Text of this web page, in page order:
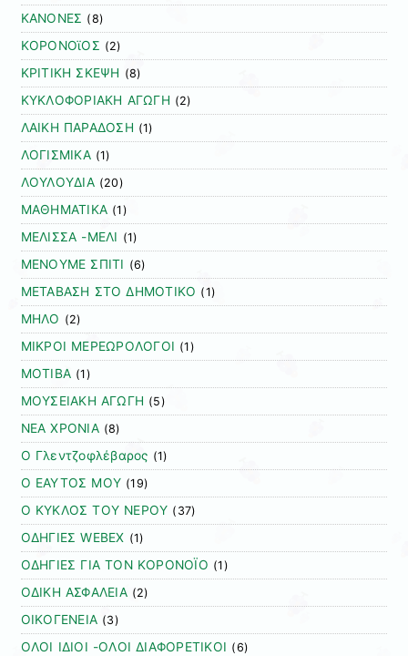
ΚΑΝΟΝΕΣ (8)
ΚΟΡΟΝΟϊΟΣ (2)
ΚΡΙΤΙΚΗ ΣΚΕΨΗ (8)
ΚΥΚΛΟΦΟΡΙΑΚΗ ΑΓΩΓΗ (2)
ΛΑΙΚΗ ΠΑΡΑΔΟΣΗ (1)
ΛΟΓΙΣΜΙΚΑ(1)
ΛΟΥΛΟΥΔΙΑ(20)
ΜΑΘΗΜΑΤΙΚΑ (1)
ΜΕΛΙΣΣΑ -ΜΕΛΙ (1)
ΜΕΝΟΥΜΕ ΣΠΙΤΙ (6)
ΜΕΤΑΒΑΣΗ ΣΤΟ ΔΗΜΟΤΙΚΟ (1)
ΜΗΛΟ (2)
ΜΙΚΡΟΙ ΜΕΡΕΩΡΟΛΟΓΟΙ (1)
ΜΟΤΙΒΑ (1)
ΜΟΥΣΕΙΑΚΗ ΑΓΩΓΗ (5)
ΝΕΑ ΧΡΟΝΙΑ(8)
Ο Γλεντζοφλέβαρος (1)
Ο ΕΑΥΤΟΣ ΜΟΥ (19)
Ο ΚΥΚΛΟΣ ΤΟΥ ΝΕΡΟΥ (37)
ΟΔΗΓΙΕΣ WEBEX (1)
ΟΔΗΓΙΕΣ ΓΙΑ ΤΟΝ ΚΟΡΟΝΟΪΟ (1)
ΟΔΙΚΗ ΑΣΦΑΛΕΙΑ(2)
ΟΙΚΟΓΕΝΕΙΑ (3)
ΟΛΟΙ ΙΔΙΟΙ -ΟΛΟΙ ΔΙΑΦΟΡΕΤΙΚΟΙ (6)